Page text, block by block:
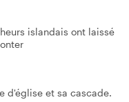
islandais ont laissé
d'église et sa cascade.